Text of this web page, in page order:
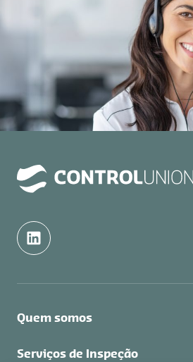
Quem somos
Quem somos
Serviços de Inspeção